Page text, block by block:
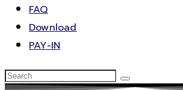
FAQ
Download
PAY-IN